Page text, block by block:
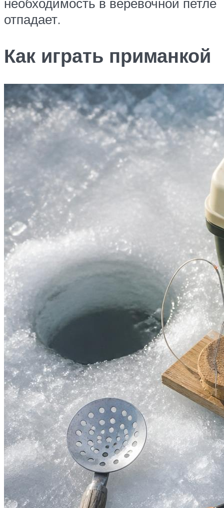
отпадает.
Как играть приманкой